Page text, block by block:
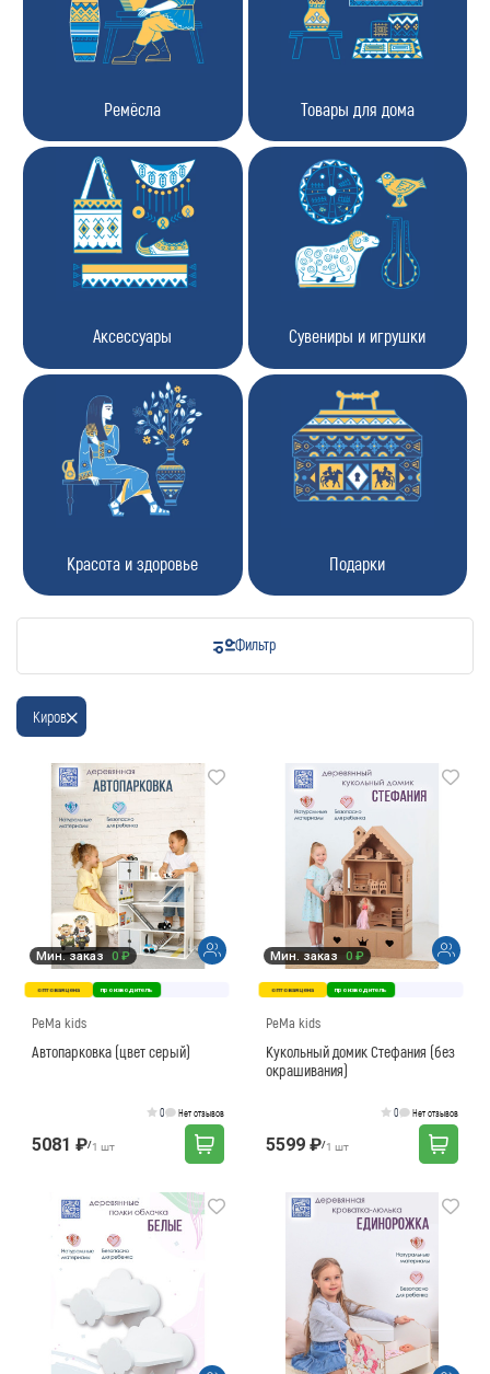
Ремёсла Товары для дома
Аксессуары Сувениры и игрушки
Красота и здоровье Подарки
Фильтр
Киров
Мин. заказ 0 ₽
оптовая цена производитель
PeMa kids
Автопарковка (цвет серый)
0 Нет отзывов
5081 ₽/1 шт
Мин. заказ 0 ₽
оптовая цена производитель
PeMa kids
Кукольный домик Стефания (без
окрашивания)
0 Нет отзывов
5599 ₽/1 шт
В какие регионы доставка? Способы оплаты
Как вернуть товар? Сроки доставки